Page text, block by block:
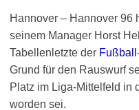
Hannover – Hannover 96
seinem Manager Horst
Tabellenletzte der Fußball
Grund für den Rauswurf
Platz im Liga-Mittelfeld in
worden sei.